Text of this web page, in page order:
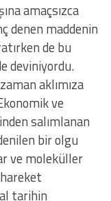
amaçsızca
denen maddenin
de bu
deviniyordu.
aklımıza
ve
salımlanan
bir olgu
ve moleküller
tarihin